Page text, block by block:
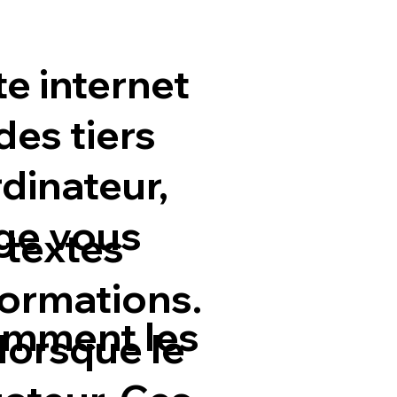
internet
tiers
vous
les
le